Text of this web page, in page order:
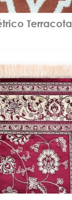
Terracota